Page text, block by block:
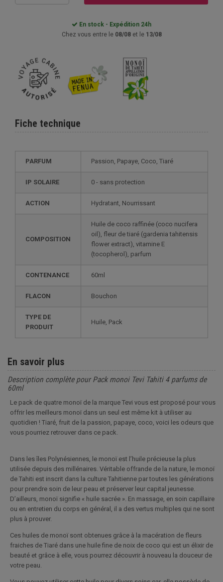
En stock - Expédition 24h
Chez vous entre le 08/08et le 13/08
Fiche technique
PARFUM Passion, Papaye, Coco, Tiaré
IP SOLAIRE 0 - sans protection
ACTION Hydratant, Nourrissant
COMPOSITION
Huile de coco raffinée (coco nucifera
oil), fleur de tiaré (gardenia tahitensis
flower extract), vitamine E
(tocopherol), parfum
CONTENANCE 60ml
FLACON Bouchon
TYPE DE
PRODUIT
Huile, Pack
En savoir plus
Description complète pour Pack monoi Tevi Tahiti 4 parfums de
60ml
Le pack de quatre monoï de la marque Tevi vous est proposé pour vous
offrir les meilleurs monoï dans un seul est même kit à utiliser au
quotidien ! Tiaré, fruit de la passion, papaye, coco, voici les odeurs que
vous pourriez retrouver dans ce pack.
Dans les îles Polynésiennes, le monoï est l’huile précieuse la plus
utilisée depuis des millénaires. Véritable offrande de la nature, le monoï
de Tahiti est inscrit dans la culture Tahitienne par toutes les générations
pour prendre soin de leur peau et préserver leur capital jeunesse.
D’ailleurs, monoï signifie « huile sacrée ». En massage, en soin capillaire
ou en entretien du corps en général, il a des vertus multiples qui ne sont
plus à prouver.
Ces huiles de monoï sont obtenues grâce à la macération de fleurs
fraiches de Tiaré dans une huile fine de noix de coco qui est un élixir de
beauté et grâce à elle, vous pourrez découvrir à nouveau la douceur de
votre peau.